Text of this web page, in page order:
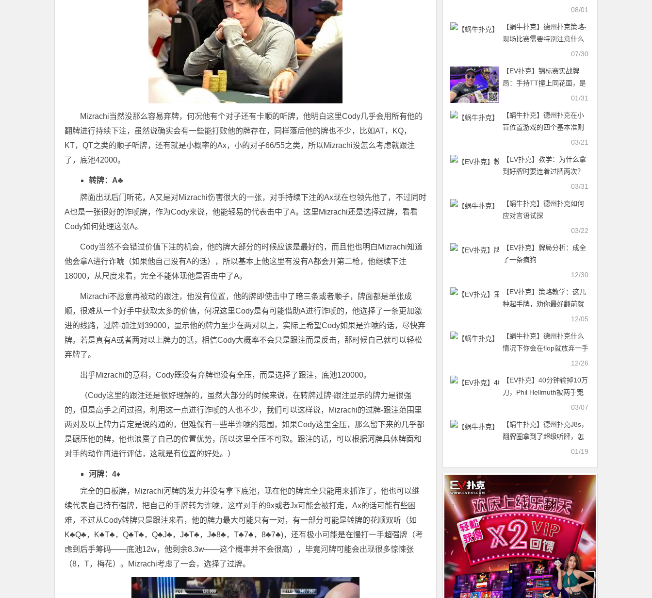
Mizrachi当然没那么容易弃牌，何况他有个对子还有卡顺的听牌，他明白这里Cody几乎会用所有他的
翻牌进行持续下注，虽然说确实会有一些能打败他的牌存在，同样落后他的牌也不少，比如AT，KQ，
KT，QT之类的顺子听牌，还有就是小概率的Ax，小的对子66/55之类，所以Mizrachi没怎么考虑就跟注
了，底池42000。
转牌：A♣
牌面出现后门听花，A又是对Mizrachi伤害很大的一张，对手持续下注的Ax现在也领先他了，不过同时
A也是一张很好的诈唬牌，作为Cody来说，他能轻易的代表击中了A。这里Mizrachi还是选择过牌，看看
Cody如何处理这张A。
Cody当然不会错过价值下注的机会，他的牌大部分的时候应该是最好的，而且他也明白Mizrachi知道
他会拿A进行诈唬（如果他自己没有A的话），所以基本上他这里有没有A都会开第二枪，他继续下注
18000，从尺度来看，完全不能体现他是否击中了A。
Mizrachi不愿意再被动的跟注，他没有位置，他的牌即使击中了暗三条或者顺子，牌面都是单张成
顺，很难从一个好手中获取太多的价值，何况这里Cody是有可能借助A进行诈唬的，他选择了一条更加激
进的线路，过牌-加注到39000，显示他的牌力至少在两对以上，实际上希望Cody如果是诈唬的话，尽快弃
牌。若是真有A或者两对以上牌力的话，相信Cody大概率不会只是跟注而是反击，那时候自己就可以轻松
弃牌了。
出乎Mizrachi的意料，Cody既没有弃牌也没有全压，而是选择了跟注，底池120000。
（Cody这里的跟注还是很好理解的，虽然大部分的时候来说，在转牌过牌-跟注显示的牌力是很强
的，但是高手之间过招，利用这一点进行诈唬的人也不少，我们可以这样说，Mizrachi的过牌-跟注范围里
两对及以上牌力肯定是说的通的，但难保有一些半诈唬的范围，如果Cody这里全压，那么留下来的几乎都
是碾压他的牌，他也浪费了自己的位置优势，所以这里全压不可取。跟注的话，可以根据河牌具体牌面和
对手的动作再进行评估，这就是有位置的好处。）
河牌：4♦
完全的白板牌，Mizrachi河牌的发力并没有拿下底池，现在他的牌完全只能用来抓诈了，他也可以继
续代表自己持有强牌，把自己的手牌转为诈唬，这样对手的9x或者Jx可能会被打走，Ax的话可能有些困
难，不过从Cody转牌只是跟注来看，他的牌力最大可能只有一对，有一部分可能是转牌的花顺双听（如
K♣Q♣，K♣T♣，Q♣T♣，Q♣J♣，J♣T♣，J♣8♣，T♣7♣，8♣7♣)，还有极小可能是在慢打一手超强牌（考
虑到后手筹码——底池12w，他剩余8.3w——这个概率并不会很高），毕竟河牌可能会出现很多惊悚张
（8，T，梅花）。Mizrachi考虑了一会，选择了过牌。
08/01
【蜗牛扑克】德州扑克策略-
现场比赛需要特别注意什么
07/30
【EV扑克】锦标赛实战牌
局：手持TT撞上同花面，是
英雄跟注还是落入陷阱？01/31
【蜗牛扑克】德州扑克在小
盲位置游戏的四个基本准则
03/21
【EV扑克】教学：为什么拿
到好牌时要连着过牌两次？
03/31
【蜗牛扑克】德州扑克如何
应对言语试探
03/22
【EV扑克】牌局分析：成全
了一条疯狗
12/30
【EV扑克】策略教学：这几
种起手牌，劝你最好翻前就
12/05
【蜗牛扑克】德州扑克什么
情况下你会在flop就放弃一手
12/26
【EV扑克】40分钟输掉10万
刀，Phil Hellmuth被两手冤
03/07
【蜗牛扑克】德州扑克J8s，
翻牌圈拿到了超级听牌，怎
01/19